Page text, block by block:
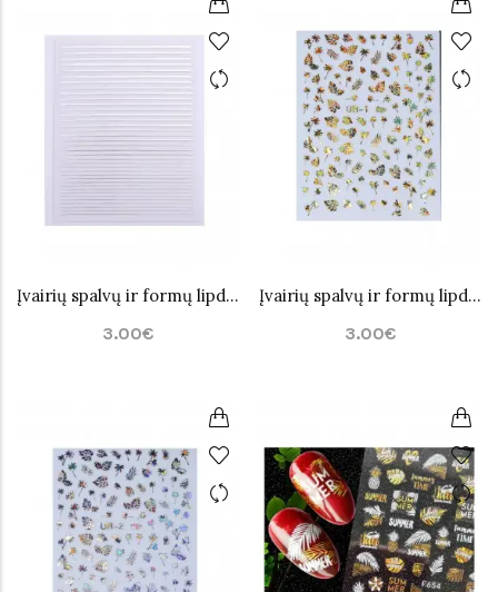
Įvairių spalvų ir formų lipdukai nagų dailei Nr.13
3.00€
Įvairių spalvų ir formų lipdukai nagų dailei Nr.15
3.00€